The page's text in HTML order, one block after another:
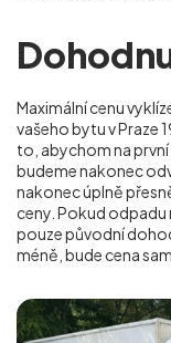
Maximální cenu
vašeho bytu v Praze
to, abychom na
budeme nakonec
nakonec úplně
ceny. Pokud
pouze původní
méně, bude cena